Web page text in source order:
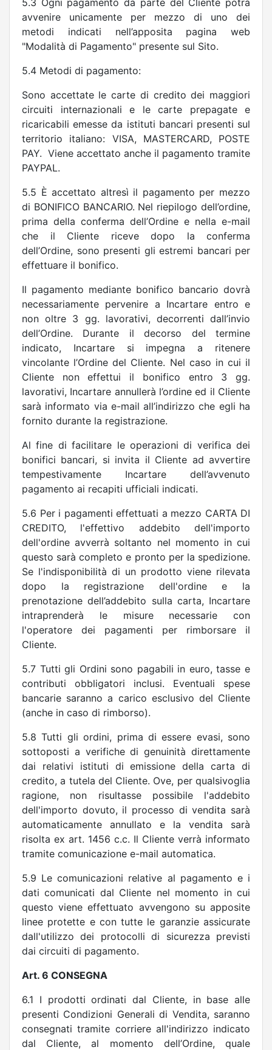
5.3 Ogni pagamento da parte del Cliente potrà
avvenire unicamente per mezzo di uno dei
metodi indicati nell’apposita pagina web
"Modalità di Pagamento" presente sul Sito.
5.4 Metodi di pagamento:
Sono accettate le carte di credito dei maggiori
circuiti internazionali e le carte prepagate e
ricaricabili emesse da istituti bancari presenti sul
territorio italiano: VISA, MASTERCARD, POSTE
PAY. Viene accettato anche il pagamento tramite
PAYPAL.
5.5 È accettato altresì il pagamento per mezzo
di BONIFICO BANCARIO. Nel riepilogo dell’ordine,
prima della conferma dell’Ordine e nella e-mail
che il Cliente riceve dopo la conferma
dell’Ordine, sono presenti gli estremi bancari per
effettuare il bonifico.
Il pagamento mediante bonifico bancario dovrà
necessariamente pervenire a Incartare entro e
non oltre 3 gg. lavorativi, decorrenti dall’invio
dell’Ordine. Durante il decorso del termine
indicato, Incartare si impegna a ritenere
vincolante l’Ordine del Cliente. Nel caso in cui il
Cliente non effettui il bonifico entro 3 gg.
lavorativi, Incartare annullerà l’ordine ed il Cliente
sarà informato via e-mail all’indirizzo che egli ha
fornito durante la registrazione.
Al fine di facilitare le operazioni di verifica dei
bonifici bancari, si invita il Cliente ad avvertire
tempestivamente Incartare dell’avvenuto
pagamento ai recapiti ufficiali indicati.
5.6 Per i pagamenti effettuati a mezzo CARTA DI
CREDITO, l'effettivo addebito dell'importo
dell'ordine avverrà soltanto nel momento in cui
questo sarà completo e pronto per la spedizione.
Se l'indisponibilità di un prodotto viene rilevata
dopo la registrazione dell'ordine e la
prenotazione dell’addebito sulla carta, Incartare
intraprenderà le misure necessarie con
l'operatore dei pagamenti per rimborsare il
Cliente.
5.7 Tutti gli Ordini sono pagabili in euro, tasse e
contributi obbligatori inclusi. Eventuali spese
bancarie saranno a carico esclusivo del Cliente
(anche in caso di rimborso).
5.8 Tutti gli ordini, prima di essere evasi, sono
sottoposti a verifiche di genuinità direttamente
dai relativi istituti di emissione della carta di
credito, a tutela del Cliente. Ove, per qualsivoglia
ragione, non risultasse possibile l'addebito
dell'importo dovuto, il processo di vendita sarà
automaticamente annullato e la vendita sarà
risolta ex art. 1456 c.c. Il Cliente verrà informato
tramite comunicazione e-mail automatica.
5.9 Le comunicazioni relative al pagamento e i
dati comunicati dal Cliente nel momento in cui
questo viene effettuato avvengono su apposite
linee protette e con tutte le garanzie assicurate
dall'utilizzo dei protocolli di sicurezza previsti
dai circuiti di pagamento.
Art. 6 CONSEGNA
6.1 I prodotti ordinati dal Cliente, in base alle
presenti Condizioni Generali di Vendita, saranno
consegnati tramite corriere all'indirizzo indicato
dal Cliente, al momento dell’Ordine, quale